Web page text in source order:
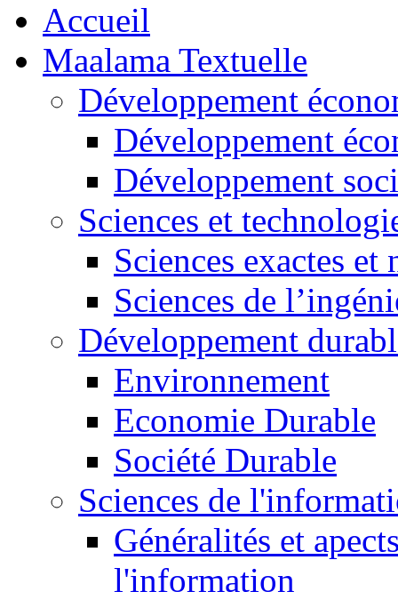
Accueil
Maalama Textuelle
Développement
Développement
Développement
Sciences et
Sciences exactes et
Sciences de
Développement
Environnement
Economie Durable
Société Durable
Sciences de
Généralités et
l'information